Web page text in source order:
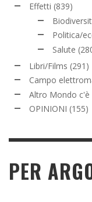
Effetti (839)
Politica/
Salute
Libri/Films (291)
Campo
Altro Mondo c'è
OPINIONI (155)
PER